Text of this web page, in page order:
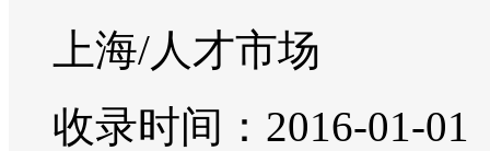
上海/人才市场
收录时间：2016-01-01